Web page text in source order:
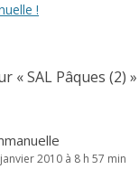
!
«SAL Pâques (2) »
2010 à 8 h 57 min